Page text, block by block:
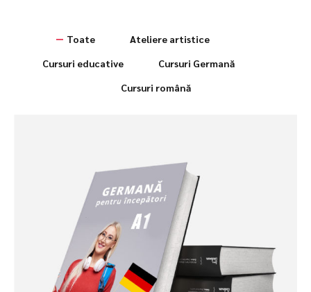
Toate
Ateliere artistice
Cursuri educative
Cursuri Germană
Cursuri română